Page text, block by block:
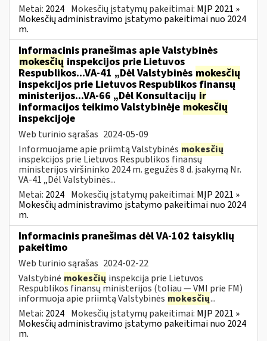
Metai: 2024 Mokesčių įstatymų pakeitimai: MĮP 2021 »
Mokesčių administravimo įstatymo pakeitimai nuo 2024
m.
Informacinis pranešimas apie Valstybinės
mokesčių inspekcijos prie Lietuvos
Respublikos...VA-41 „Dėl Valstybinės mokesčių
inspekcijos prie Lietuvos Respublikos finansų
ministerijos...VA-66 „Dėl Konsultacijų ir
informacijos teikimo Valstybinėje mokesčių
inspekcijoje
Web turinio sąrašas 2024-05-09
Informuojame apie priimtą Valstybinės mokesčių
inspekcijos prie Lietuvos Respublikos finansų
ministerijos viršininko 2024 m. gegužės 8 d. įsakymą Nr.
VA-41 „Dėl Valstybinės...
Metai: 2024 Mokesčių įstatymų pakeitimai: MĮP 2021 »
Mokesčių administravimo įstatymo pakeitimai nuo 2024
m.
Informacinis pranešimas dėl VA-102 taisyklių
pakeitimo
Web turinio sąrašas 2024-02-22
Valstybinė mokesčių inspekcija prie Lietuvos
Respublikos finansų ministerijos (toliau ― VMI prie FM)
informuoja apie priimtą Valstybinės mokesčių...
Metai: 2024 Mokesčių įstatymų pakeitimai: MĮP 2021 »
Mokesčių administravimo įstatymo pakeitimai nuo 2024
m.